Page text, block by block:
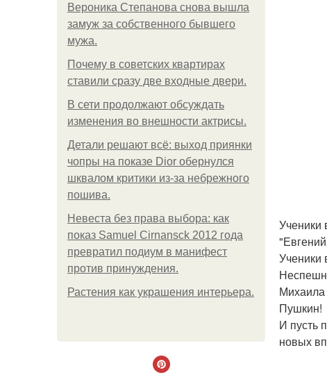
Вероника Степанова снова вышла
замуж за собственного бывшего
мужа.
Почему в советских квартирах
ставили сразу две входные двери.
В сети продолжают обсуждать
изменения во внешности актрисы.
Детали решают всё: выход приянки
чопры на показе Dior обернулся
шквалом критики из-за небрежного
пошива.
Невеста без права выбора: как
показ Samuel Cirnansck 2012 года
превратил подиум в манифест
против принуждения.
Растения как украшения интерьера.
Ученики
Ученики
Михаила
Пушкин!
И пусть
новых